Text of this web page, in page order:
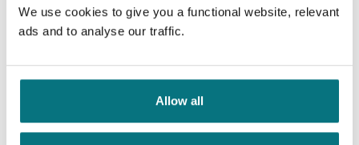
We use cookies to give you a functional website, relevant
ads and to analyse our traffic.
Allow all
Pris
Kjøp
Hvitt hav